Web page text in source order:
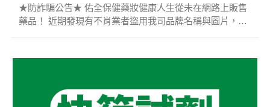
★防詐騙公告★ 佑全保健藥妝健康人生從未在網路上販售
藥品！ 近期發現有不肖業者盜用我司品牌名稱與圖片，設
站，皆為違法詐騙網站！請勿購買！⚠ 舉凡:壯陽藥、減肥
要購買，應前往實體藥局門市洽詢！ ▶以下為常見詐騙網
站，請民眾留意！ 「網路販售藥品」 「FB粉絲專頁販售